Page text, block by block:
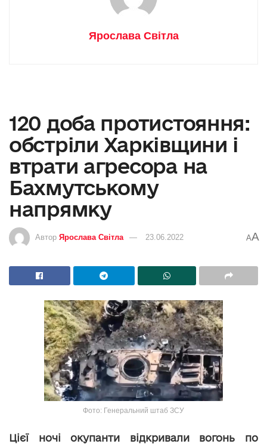
Ярослава Світла
120 доба протистояння:
обстріли Харківщини і
втрати агресора на
Бахмутському
напрямку
Автор Ярослава Світла 23.06.2022 AA
Фото: Генеральний штаб ЗСУ
Цієї ночі окупанти відкривали вогонь по